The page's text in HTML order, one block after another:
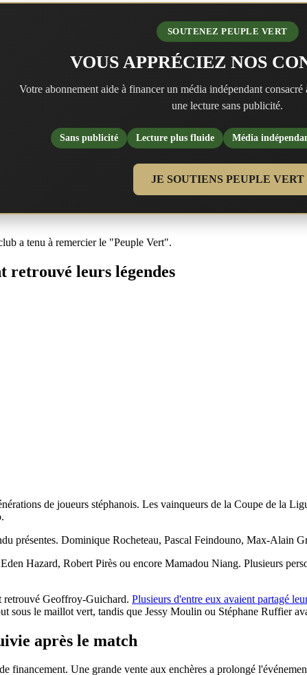
SOUTENEZ PEUPLE VERT
VOUS APPRÉCIEZ NOS
Votre abonnement aide à financer un média indépendant
une lecture sans publicité.
Sans publicité Lecture plus fluide Média
JE SOUTIENS PEUPLE VERT
a tenu à remercier le "Peuple Vert".
retrouvé leurs légendes
de joueurs stéphanois. Les vainqueurs de la Coupe de la
présentes. Dominique Rocheteau, Pascal Feindouno, Max-Alain
Hazard, Robert Pirès ou encore Mamadou Niang. Plusieurs
retrouvé Geoffroy-Guichard. Plusieurs d'entre eux avaient partagé
sous le maillot vert, tandis que Jessy Moulin ou Stéphane Ruffier
après le match
financement. Une grande vente aux enchères a prolongé